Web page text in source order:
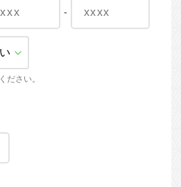
-
ださい。